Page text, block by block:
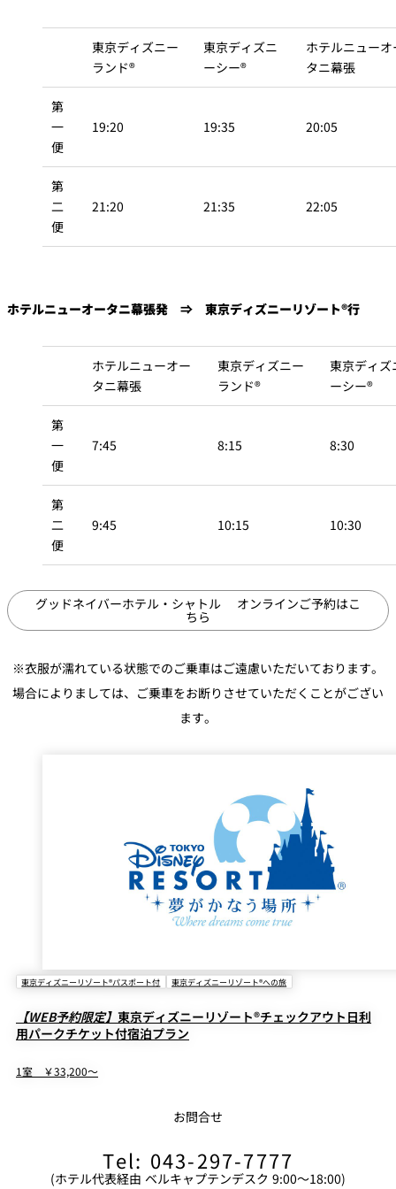
東京ディズニー
ランド®
東京ディズニ
ーシー®
ホテルニューオ
タニ幕張
第
一
便
19:20 19:35 20:05
第
二
便
21:20 21:35 22:05
ホテルニューオータニ幕張発 ⇒ 東京ディズニーリゾート®行
ホテルニューオー
タニ幕張
東京ディズニー
ランド®
東京ディズ
ーシー®
第
一
便
7:45 8:15 8:30
第
二
便
9:45 10:15 10:30
グッドネイバーホテル・シャトル オンラインご予約はこ
ちら
※衣服が濡れている状態でのご乗車はご遠慮いただいております。
場合によりましては、 ご乗車をお断りさせていただくことがござい
ます。
東京ディズニーリゾート®パスポート付 東京ディズニーリゾート®への旅
【WEB予約限定】 東京ディズニーリゾート®チェックアウト日利
用パークチケット付宿泊プラン
1室 ￥33,200～
お問合せ
Tel: 043-297-7777
(ホテル代表経由 ベルキャプテンデスク 9:00～18:00)